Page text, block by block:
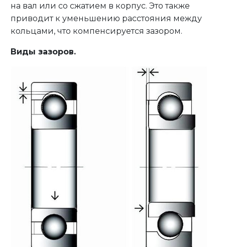
на вал или со сжатием в корпус. Это также
приводит к уменьшению расстояния между
кольцами, что компенсируется зазором.
Виды зазоров.